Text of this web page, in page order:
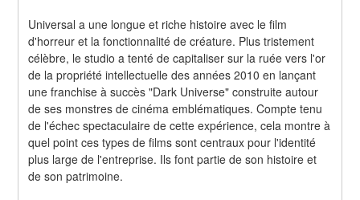
Universal a une longue et riche histoire avec le film
d'horreur et la fonctionnalité de créature. Plus tristement
célèbre, le studio a tenté de capitaliser sur la ruée vers l'or
de la propriété intellectuelle des années 2010 en lançant
une franchise à succès "Dark Universe" construite autour
de ses monstres de cinéma emblématiques. Compte tenu
de l'échec spectaculaire de cette expérience, cela montre à
quel point ces types de films sont centraux pour l'identité
plus large de l'entreprise. Ils font partie de son histoire et
de son patrimoine.